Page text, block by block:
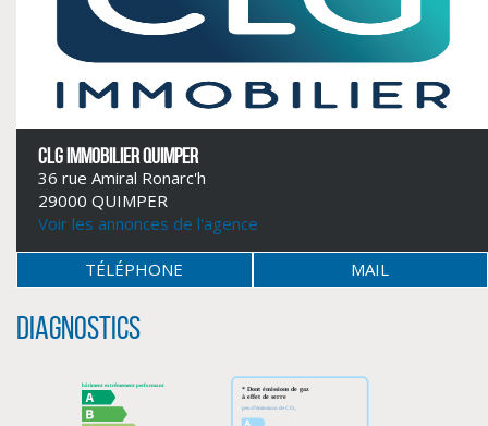
CLIQUER ICI POUR AGRANDIR
CLG IMMOBILIER QUIMPER
36 rue Amiral Ronarc'h
29000 QUIMPER
Voir les annonces de l'agence
TÉLÉPHONE MAIL
Diagnostics